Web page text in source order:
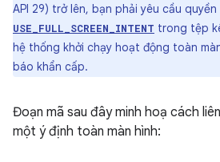
API 29) trở lên, bạn phải yêu cầu quyền
USE_FULL_SCREEN_INTENT trong tệp
hệ thống khởi chạy hoạt động toàn
báo khẩn cấp.
Đoạn mã sau đây minh hoạ cách
một ý định toàn màn hình: